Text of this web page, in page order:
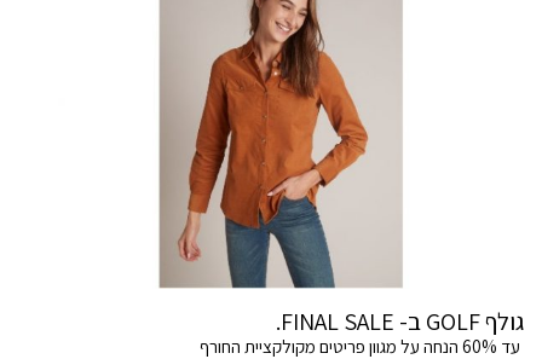
גולף GOLF ב- FINAL SALE.
עד 60% הנחה על מגוון פריטים מקולקציית החורף